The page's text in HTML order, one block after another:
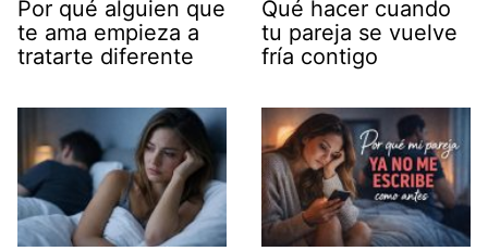
Por qué alguien que
te ama empieza a
tratarte diferente
Qué hacer cuando
tu pareja se vuelve
fría contigo